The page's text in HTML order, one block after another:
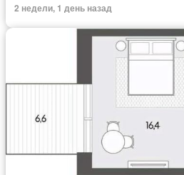
2 недели, 1 день назад